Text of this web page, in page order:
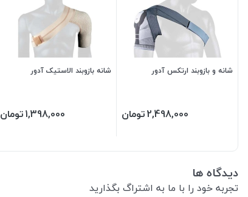
شانه و بازوبند ارتکس آدور
2,498,000تومان
شانه بازوبند الاستیک آدور
1,398,000تومان
دیدگاه ها
تجربه خود را با ما به اشتراگ بگذارید